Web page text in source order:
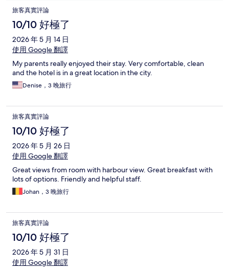
旅客真實評論
10/10 好極了
2026 年 5 月 14 日
使用 Google 翻譯
My parents really enjoyed their stay. Very comfortable, clean
and the hotel is in a great location in the city.
Denise，3 晚旅行
旅客真實評論
10/10 好極了
2026 年 5 月 26 日
使用 Google 翻譯
Great views from room with harbour view. Great breakfast with
lots of options. Friendly and helpful staff.
Johan，3 晚旅行
旅客真實評論
10/10 好極了
2026 年 5 月 31 日
使用 Google 翻譯